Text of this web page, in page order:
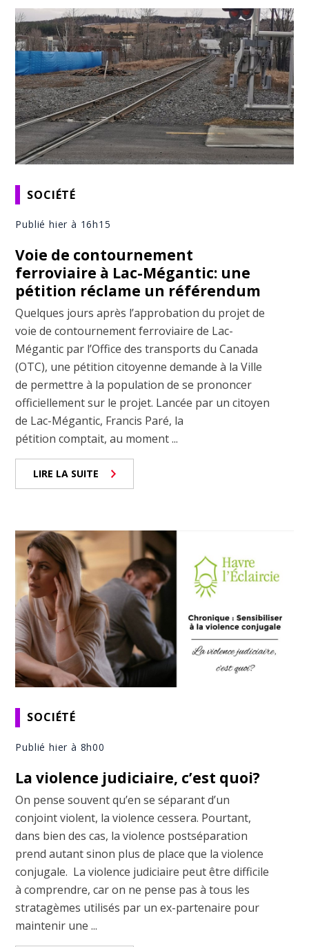
SOCIÉTÉ
Publié hier à 16h15
Voie de contournement
ferroviaire à Lac-Mégantic: une
pétition réclame un référendum
Quelques jours après l’approbation du projet de
voie de contournement ferroviaire de Lac-
Mégantic par l’Office des transports du Canada
(OTC), une pétition citoyenne demande à la Ville
de permettre à la population de se prononcer
officiellement sur le projet. Lancée par un citoyen
de Lac-Mégantic, Francis Paré, la
pétition comptait, au moment ...
LIRE LA SUITE
SOCIÉTÉ
Publié hier à 8h00
La violence judiciaire, c’est quoi?
On pense souvent qu’en se séparant d’un
conjoint violent, la violence cessera. Pourtant,
dans bien des cas, la violence postséparation
prend autant sinon plus de place que la violence
conjugale. La violence judiciaire peut être difficile
à comprendre, car on ne pense pas à tous les
stratagèmes utilisés par un ex-partenaire pour
maintenir une ...